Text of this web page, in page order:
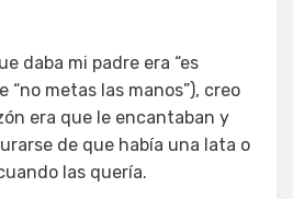
daba mi padre era “es
“no metas las manos”), creo
era que le encantaban y
de que había una lata o
las quería.